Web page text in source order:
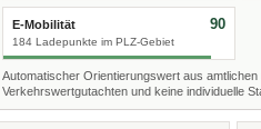
E-Mobilität
184 Ladepunkte im PLZ-Gebiet
90
Automatischer Orientierungswert aus
Verkehrswertgutachten und keine individuelle